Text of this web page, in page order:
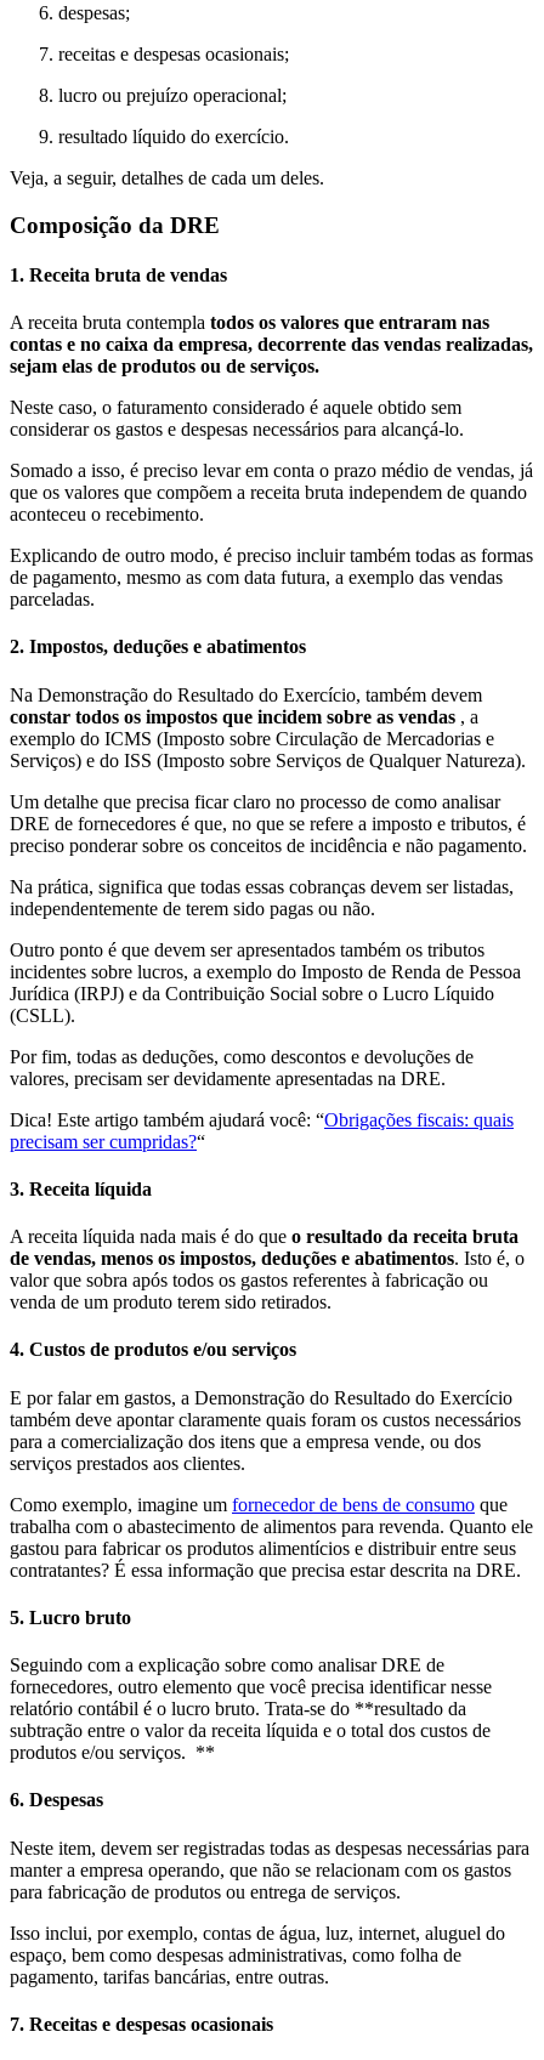
despesas;
receitas e despesas ocasionais;
lucro ou prejuízo operacional;
resultado líquido do exercício.
Veja, a seguir, detalhes de cada um deles.
Composição da DRE
1. Receita bruta de vendas
A receita bruta contempla todos os valores que entraram nas
contas e no caixa da empresa, decorrente das vendas realizadas,
sejam elas de produtos ou de serviços.
Neste caso, o faturamento considerado é aquele obtido sem
considerar os gastos e despesas necessários para alcançá-lo.
Somado a isso, é preciso levar em conta o prazo médio de vendas, já
que os valores que compõem a receita bruta independem de quando
aconteceu o recebimento.
Explicando de outro modo, é preciso incluir também todas as formas
de pagamento, mesmo as com data futura, a exemplo das vendas
parceladas.
2. Impostos, deduções e abatimentos
Na Demonstração do Resultado do Exercício, também devem
constar todos os impostos que incidem sobre as vendas , a
exemplo do ICMS (Imposto sobre Circulação de Mercadorias e
Serviços) e do ISS (Imposto sobre Serviços de Qualquer Natureza).
Um detalhe que precisa ficar claro no processo de como analisar
DRE de fornecedores é que, no que se refere a imposto e tributos, é
preciso ponderar sobre os conceitos de incidência e não pagamento.
Na prática, significa que todas essas cobranças devem ser listadas,
independentemente de terem sido pagas ou não.
Outro ponto é que devem ser apresentados também os tributos
incidentes sobre lucros, a exemplo do Imposto de Renda de Pessoa
Jurídica (IRPJ) e da Contribuição Social sobre o Lucro Líquido
(CSLL).
Por fim, todas as deduções, como descontos e devoluções de
valores, precisam ser devidamente apresentadas na DRE.
Dica! Este artigo também ajudará você: “Obrigações fiscais: quais
precisam ser cumpridas?“
3. Receita líquida
A receita líquida nada mais é do que o resultado da receita bruta
de vendas, menos os impostos, deduções e abatimentos. Isto é, o
valor que sobra após todos os gastos referentes à fabricação ou
venda de um produto terem sido retirados.
4. Custos de produtos e/ou serviços
E por falar em gastos, a Demonstração do Resultado do Exercício
também deve apontar claramente quais foram os custos necessários
para a comercialização dos itens que a empresa vende, ou dos
serviços prestados aos clientes.
Como exemplo, imagine um fornecedor de bens de consumo que
trabalha com o abastecimento de alimentos para revenda. Quanto ele
gastou para fabricar os produtos alimentícios e distribuir entre seus
contratantes? É essa informação que precisa estar descrita na DRE.
5. Lucro bruto
Seguindo com a explicação sobre como analisar DRE de
fornecedores, outro elemento que você precisa identificar nesse
relatório contábil é o lucro bruto. Trata-se do **resultado da
subtração entre o valor da receita líquida e o total dos custos de
produtos e/ou serviços. **
6. Despesas
Neste item, devem ser registradas todas as despesas necessárias para
manter a empresa operando, que não se relacionam com os gastos
para fabricação de produtos ou entrega de serviços.
Isso inclui, por exemplo, contas de água, luz, internet, aluguel do
espaço, bem como despesas administrativas, como folha de
pagamento, tarifas bancárias, entre outras.
7. Receitas e despesas ocasionais